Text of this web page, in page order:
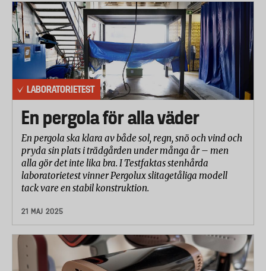
LABORATORIETEST
En pergola för alla väder
En pergola ska klara av både sol, regn, snö och vind och
pryda sin plats i trädgården under många år – men
alla gör det inte lika bra. I Testfaktas stenhårda
laboratorietest vinner Pergolux slitagetåliga modell
tack vare en stabil konstruktion.
21 MAJ 2025